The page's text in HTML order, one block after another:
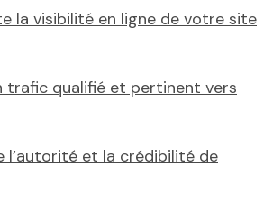
la visibilité en ligne de votre site
trafic qualifié et pertinent vers
l’autorité et la crédibilité de